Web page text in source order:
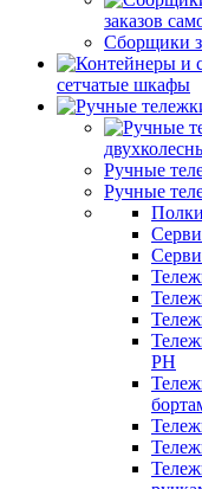
заказов
Сборщики
сетчатые шкафы
Ручные
Ручные
PH